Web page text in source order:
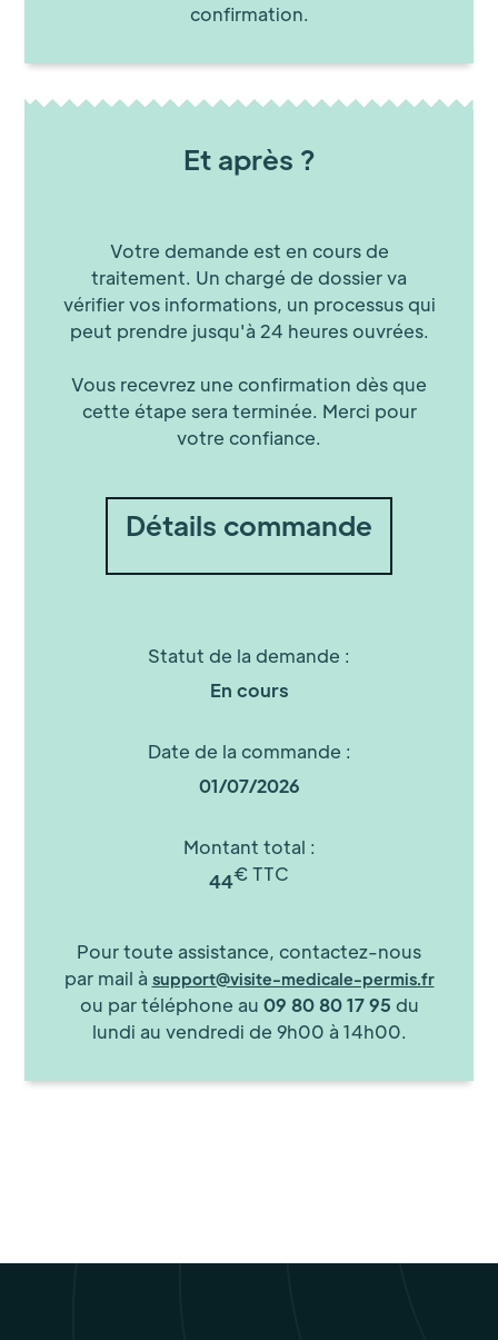
confirmation.
Et après ?
Votre demande est en cours de
traitement. Un chargé de dossier va
vérifier vos informations, un processus qui
peut prendre jusqu'à 24 heures ouvrées.
Vous recevrez une confirmation dès que
cette étape sera terminée. Merci pour
votre confiance.
Détails commande
Statut de la demande :
En cours
Date de la commande :
01/07/2026
Montant total :
44€ TTC
Pour toute assistance, contactez-nous
par mail à support@visite-medicale-permis.fr
ou par téléphone au 09 80 80 17 95 du
lundi au vendredi de 9h00 à 14h00.